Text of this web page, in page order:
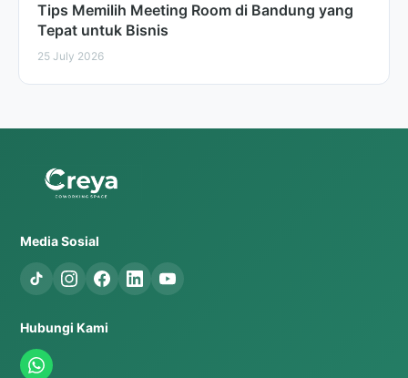
Tips Memilih Meeting Room di Bandung yang
Tepat untuk Bisnis
25 July 2026
Media Sosial
Hubungi Kami